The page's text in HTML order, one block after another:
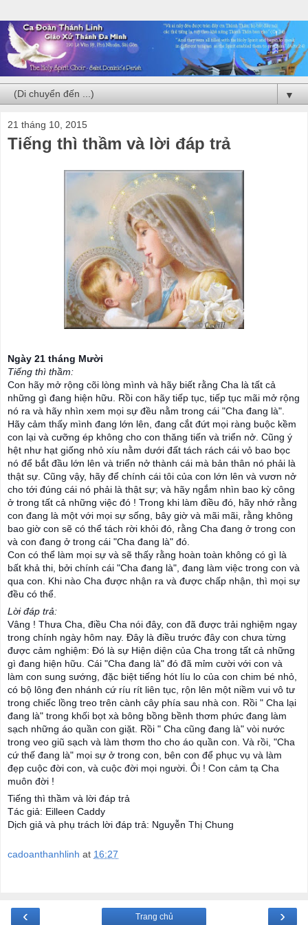
▼
21 tháng 10, 2015
Tiếng thì thầm và lời đáp trả
Ngày 21 tháng Mười
Tiếng thì thầm:
Con hãy mở rộng cõi lòng mình và hãy biết rằng Cha là tất cả
những gì đang hiện hữu. Rồi con hãy tiếp tục, tiếp tục mãi mở rộng
nó ra và hãy nhìn xem mọi sự đều nằm trong cái "Cha đang là".
Hãy cảm thấy mình đang lớn lên, đang cắt đứt mọi ràng buộc kềm
con lại và cưỡng ép không cho con thăng tiến và triển nở. Cũng ý
hệt như hạt giống nhỏ xíu nằm dưới đất tách rách cái vỏ bao bọc
nó để bắt đầu lớn lên và triển nở thành cái mà bản thân nó phải là
thật sự. Cũng vậy, hãy để chính cái tôi của con lớn lên và vươn nở
cho tới đúng cái nó phải là thật sự; và hãy ngắm nhìn bao kỳ công
ở trong tất cả những việc đó ! Trong khi làm điều đó, hãy nhớ rằng
con đang là một với mọi sự sống, bây giờ và mãi mãi, rằng không
bao giờ con sẽ có thể tách rời khỏi đó, rằng Cha đang ở trong con
và con đang ở trong cái "Cha đang là" đó.
Con có thể làm mọi sự và sẽ thấy rằng hoàn toàn không có gì là
bất khả thi, bởi chính cái "Cha đang là", đang làm việc trong con và
qua con. Khi nào Cha được nhận ra và được chấp nhận, thì mọi sự
đều có thể.
Lời đáp trả:
Vâng ! Thưa Cha, điều Cha nói đây, con đã được trải nghiệm ngay
trong chính ngày hôm nay. Đây là điều trước đây con chưa từng
được cảm nghiệm: Đó là sự Hiện diện của Cha trong tất cả những
gì đang hiện hữu. Cái "Cha đang là" đó đã mỉm cười với con và
làm con sung sướng, đặc biệt tiếng hót líu lo của con chim bé nhỏ,
có bộ lông đen nhánh cứ ríu rít liên tục, rộn lên một niềm vui vô tư
trong chiếc lồng treo trên cành cây phía sau nhà con. Rồi " Cha lại
đang là" trong khối bọt xà bông bồng bềnh thơm phức đang làm
sạch những áo quần con giặt. Rồi " Cha cũng đang là" vòi nước
trong veo giũ sạch và làm thơm tho cho áo quần con. Và rồi, "Cha
cứ thế đang là" mọi sự ở trong con, bên con để phục vụ và làm
đẹp cuộc đời con, và cuộc đời mọi người. Ôi ! Con cảm tạ Cha
muôn đời !
Tiếng thì thầm và lời đáp trả
Tác giả: Eilleen Caddy
Dịch giả và phụ trách lời đáp trả: Nguyễn Thị Chung
cadoanthanhlinh at 16:27
‹ ›
Trang chủ